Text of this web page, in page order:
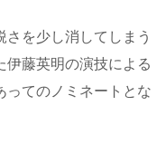
を少し消してしまう
伊藤英明の演技による
ってのノミネートとな